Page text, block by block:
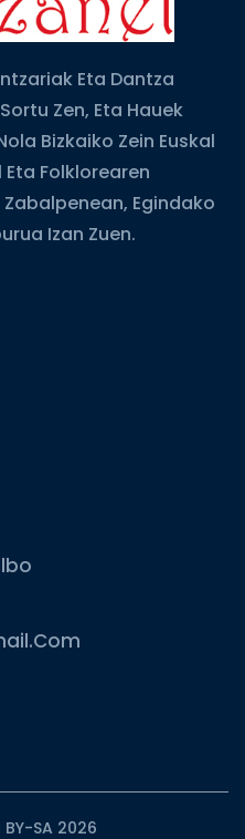
Eta Dantza
Zen, Eta Hauek
Bizkaiko Zein Euskal
Folklorearen
Egindako
Izan Zuen.
SA 2026